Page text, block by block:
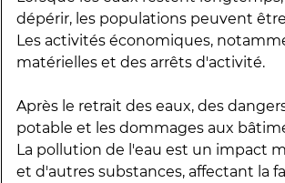
dépérir, les populations peuvent
Les activités économiques,
matérielles et des arrêts d'activité.
Après le retrait des eaux, des
potable et les dommages aux
La pollution de l'eau est un impact
et d'autres substances, affectant la